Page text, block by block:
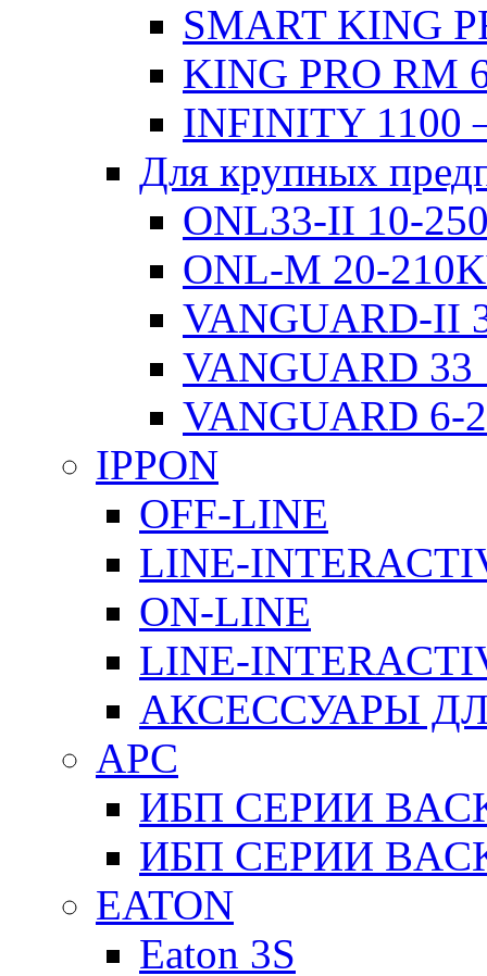
SMART KING
KING PRO RM
INFINITY 1100
Для крупных
ONL33-II 10-
ONL-M 20-
VANGUARD-II
VANGUARD 33
VANGUARD 6-
IPPON
OFF-LINE
LINE-
ON-LINE
LINE-
АКСЕССУАРЫ
APC
ИБП СЕРИИ
ИБП СЕРИИ
EATON
Eaton 3S